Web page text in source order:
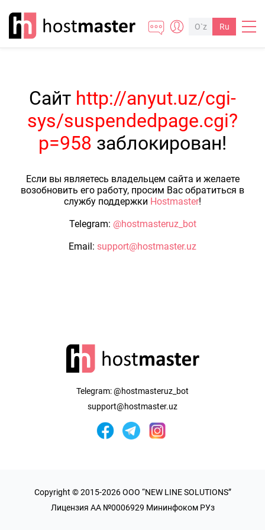
O`z Ru
Сайт http://anyut.uz/cgi-
sys/suspendedpage.cgi?
p=958 заблокирован!
Если вы являетесь владельцем сайта и желаете
возобновить его работу, просим Вас обратиться в
службу поддержки Hostmaster!
Telegram: @hostmasteruz_bot
Email: support@hostmaster.uz
Telegram:@hostmasteruz_bot
support@hostmaster.uz
Copyright © 2015-2026 OOO “NEW LINE SOLUTIONS”
Лицензия AA №0006929 Мининфоком РУз